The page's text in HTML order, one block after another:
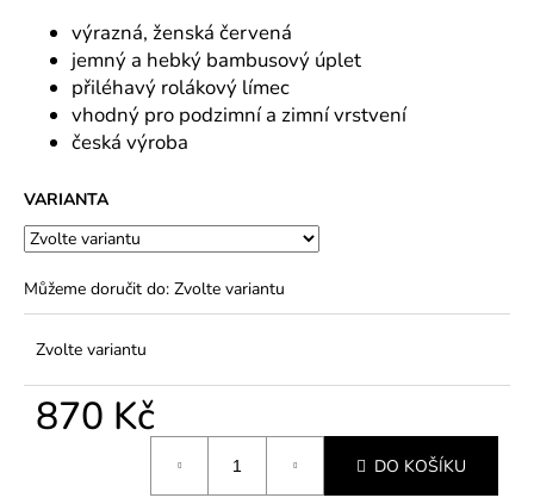
výrazná, ženská červená
jemný a hebký bambusový úplet
přiléhavý rolákový límec
vhodný pro podzimní a zimní vrstvení
česká výroba
VARIANTA
Můžeme doručit do: Zvolte variantu
Zvolte variantu
870 Kč
DO KOŠÍKU